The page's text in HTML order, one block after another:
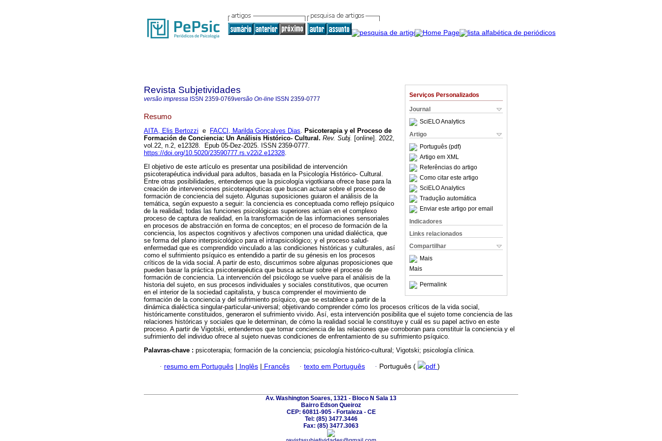
Serviços Personalizados
Journal
SciELO Analytics
Artigo
Português (pdf)
Artigo em XML
Referências do artigo
Como citar este artigo
SciELO Analytics
Tradução automática
Enviar este artigo por email
Indicadores
Links relacionados
Compartilhar
Mais
Mais
Permalink
Revista Subjetividades
versão impressa ISSN 2359-0769versão On-line ISSN 2359-0777
Resumo
AITA, Elis Bertozzi e FACCI, Marilda Gonçalves Dias. Psicoterapia y el Proceso de
Formación de Conciencia: Un Análisis Histórico- Cultural. Rev. Subj. [online]. 2022,
vol.22, n.2, e12328. Epub 05-Dez-2025. ISSN 2359-0777.
https://doi.org/10.5020/23590777.rs.v22i2.e12328.
El objetivo de este artículo es presentar una posibilidad de intervención
psicoterapéutica individual para adultos, basada en la Psicología Histórico- Cultural.
Entre otras posibilidades, entendemos que la psicología vigotkiana ofrece base para la
creación de intervenciones psicoterapéuticas que buscan actuar sobre el proceso de
formación de conciencia del sujeto. Algunas suposiciones guiaron el análisis de la
temática, según expuesto a seguir: la conciencia es conceptuada como reflejo psíquico
de la realidad; todas las funciones psicológicas superiores actúan en el complexo
proceso de captura de realidad, en la transformación de las informaciones sensoriales
en procesos de abstracción en forma de conceptos; en el proceso de formación de la
conciencia, los aspectos cognitivos y afectivos componen una unidad dialéctica, que
se forma del plano interpsicológico para el intrapsicológico; y el proceso salud-
enfermedad que es comprendido vinculado a las condiciones históricas y culturales, así
como el sufrimiento psíquico es entendido a partir de su génesis en los procesos
críticos de la vida social. A partir de esto, discurrimos sobre algunas proposiciones que
pueden basar la práctica psicoterapéutica que busca actuar sobre el proceso de
formación de conciencia. La intervención del psicólogo se vuelve para el análisis de la
historia del sujeto, en sus procesos individuales y sociales constitutivos, que ocurren
en el interior de la sociedad capitalista, y busca comprender el movimiento de
formación de la conciencia y del sufrimiento psíquico, que se establece a partir de la
dinámica dialéctica singular-particular-universal; objetivando comprender cómo los procesos críticos de la vida social,
históricamente constituidos, generaron el sufrimiento vivido. Así, esta intervención posibilita que el sujeto tome conciencia de las
relaciones históricas y sociales que le determinan, de cómo la realidad social le constituye y cuál es su papel activo en este
proceso. A partir de Vigotski, entendemos que tomar conciencia de las relaciones que corroboran para constituir la conciencia y el
sufrimiento del individuo ofrece al sujeto nuevas condiciones de enfrentamiento de su sufrimiento psíquico.
Palavras-chave : psicoterapia; formación de la conciencia; psicología histórico-cultural; Vigotski; psicología clínica.
· resumo em Português | Inglês | Francês · texto em Português · Português ( pdf )
Av. Washington Soares, 1321 - Bloco N Sala 13
Bairro Edson Queiroz
CEP: 60811-905 - Fortaleza - CE
Tel: (85) 3477.3446
Fax: (85) 3477.3063